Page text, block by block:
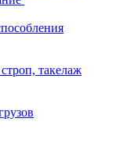
такелаж